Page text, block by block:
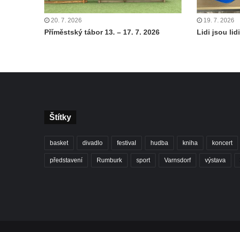
20. 7. 2026
Příměstský tábor 13. – 17. 7. 2026
19. 7. 2026
Lidi jsou
Štítky
basket divadlo festival hudba kniha koncert
představení Rumburk sport Varnsdorf výstava